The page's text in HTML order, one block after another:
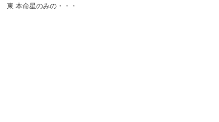
東 本命星のみの・・・